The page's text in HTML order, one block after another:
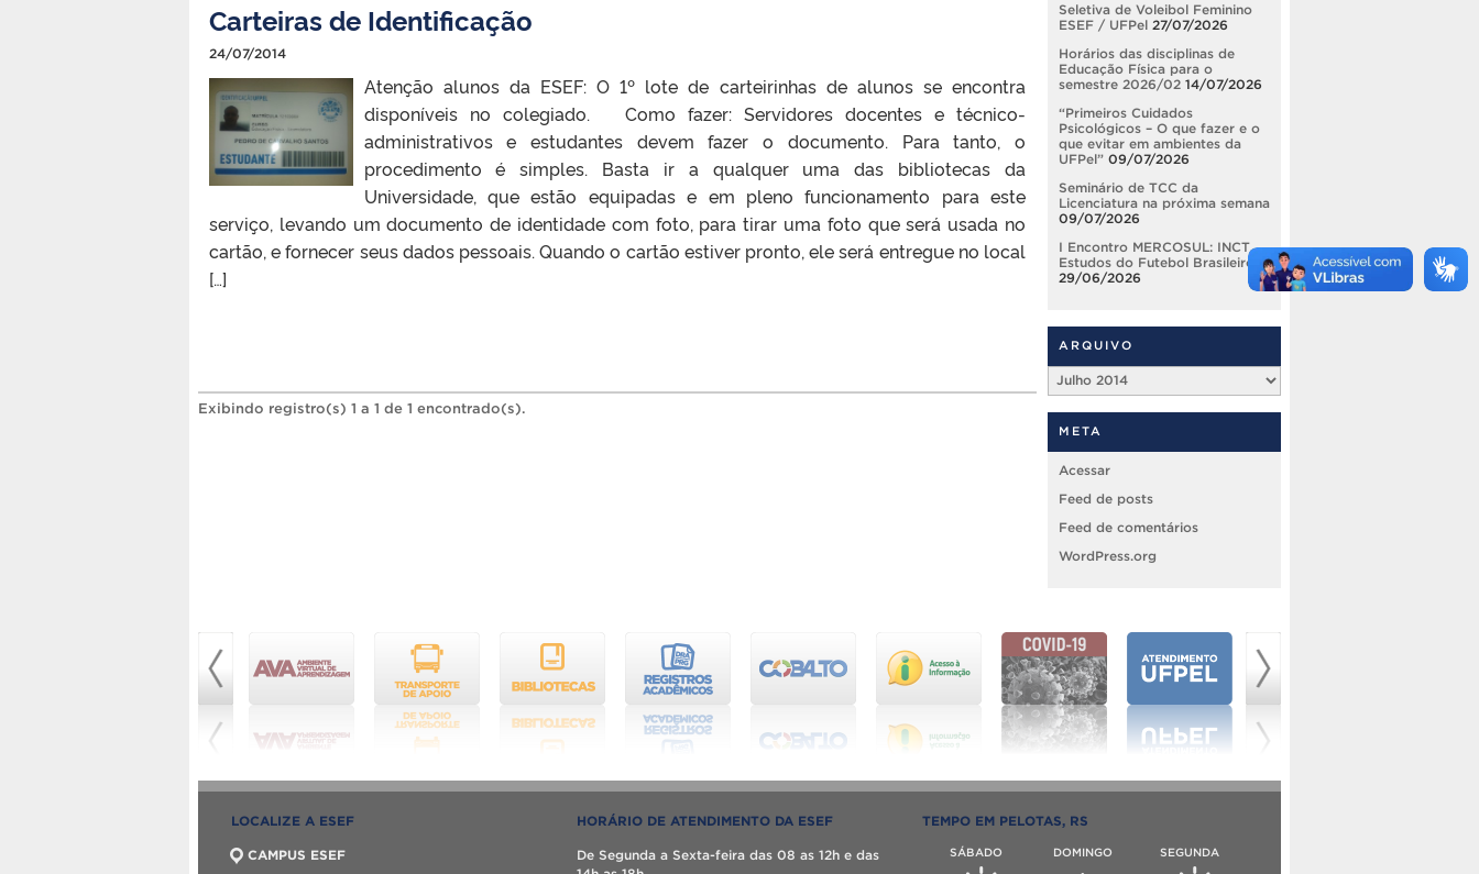
Carteiras de Identificação
24/07/2014
Atenção alunos da ESEF: O 1º lote de carteirinhas de alunos se encontra
disponíveis no colegiado. Como fazer: Servidores docentes e técnico-
administrativos e estudantes devem fazer o documento. Para tanto, o
procedimento é simples. Basta ir a qualquer uma das bibliotecas da
Universidade, que estão equipadas e em pleno funcionamento para este
serviço, levando um documento de identidade com foto, para tirar uma foto que será usada no
cartão, e fornecer seus dados pessoais. Quando o cartão estiver pronto, ele será entregue no local
[…]
Exibindo registro(s) 1 a 1 de 1 encontrado(s).
Seletiva de Voleibol Feminino
ESEF / UFPel 27/07/2026
Horários das disciplinas de
Educação Física para o
semestre 2026/02 14/07/2026
“Primeiros Cuidados
Psicológicos – O que fazer e o
que evitar em ambientes da
UFPel” 09/07/2026
Seminário de TCC da
Licenciatura na próxima semana
09/07/2026
I Encontro MERCOSUL: INCT
Estudos do Futebol Brasileiro
29/06/2026
ARQUIVO
Arquivo
META
Acessar
Feed de posts
Feed de comentários
WordPress.org
LOCALIZE A ESEF
CAMPUS ESEF
HORÁRIO DE ATENDIMENTO DA ESEF
De Segunda a Sexta-feira das 08 as 12h e das
TEMPO EM PELOTAS, RS
SÁBADO DOMINGO SEGUNDA